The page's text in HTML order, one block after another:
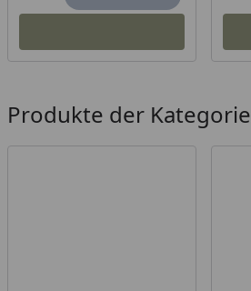
Produkte der Kategorie